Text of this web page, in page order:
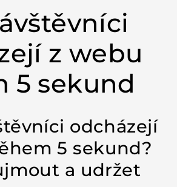
z webu
5 sekund
odcházejí
5 sekund?
a udržet